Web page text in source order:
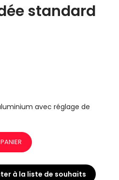
standard
avec réglage de
à la liste de souhaits